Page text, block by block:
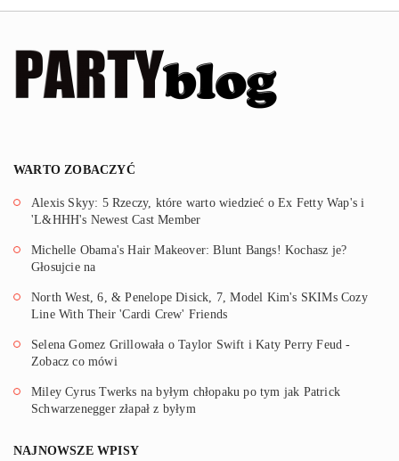
WARTO ZOBACZYĆ
Alexis Skyy: 5 Rzeczy, które warto wiedzieć o Ex Fetty Wap's i
'L&HHH's Newest Cast Member
Michelle Obama's Hair Makeover: Blunt Bangs! Kochasz je?
Głosujcie na
North West, 6, & Penelope Disick, 7, Model Kim's SKIMs Cozy
Line With Their 'Cardi Crew' Friends
Selena Gomez Grillowała o Taylor Swift i Katy Perry Feud -
Zobacz co mówi
Miley Cyrus Twerks na byłym chłopaku po tym jak Patrick
Schwarzenegger złapał z byłym
NAJNOWSZE WPISY